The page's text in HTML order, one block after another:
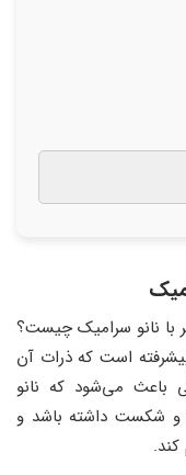
با نانو سرامیک چیست؟
است که ذرات آن
باعث می‌شود که نانو
و شکست داشته باشد و